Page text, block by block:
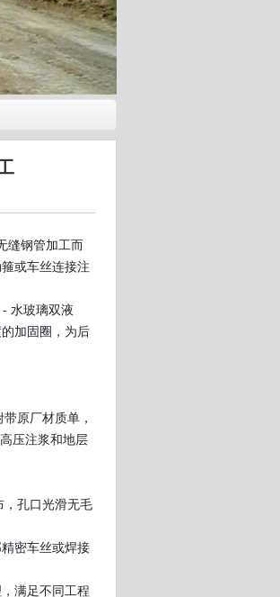
缝钢管加工而
或车丝连接注
水玻璃双液
加固圈，为后
原厂材质单，
压注浆和地层
，孔口光滑无毛
密车丝或焊接
满足不同工程